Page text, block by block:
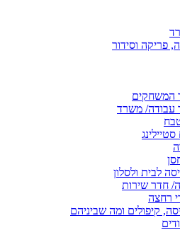
פריקה וסידור
המשחקים
עבודה/ משרד
לבית ולסלון
חדר שירות
רחצה
קיפולים ומה שביניהם